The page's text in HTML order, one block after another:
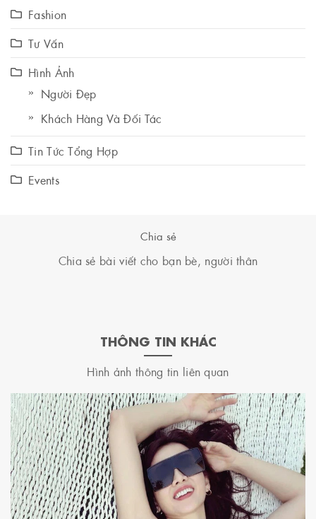
Fashion
Tư Vấn
Hình Ảnh
Người Đẹp
Khách Hàng Và Đối Tác
Tin Tức Tổng Hợp
Events
Chia sẻ
Chia sẻ bài viết cho bạn bè, người thân
THÔNG TIN KHÁC
Hình ảnh thông tin liên quan